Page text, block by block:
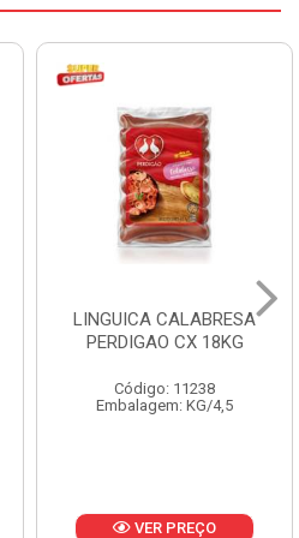
LINGUICA CALABRESA
PERDIGAO CX 18KG
Código: 11238
Embalagem: KG/4,5
VER PREÇO